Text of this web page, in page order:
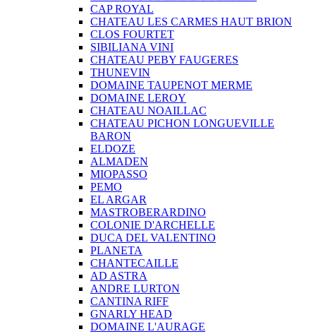
CAP ROYAL
CHATEAU LES CARMES HAUT BRION
CLOS FOURTET
SIBILIANA VINI
CHATEAU PEBY FAUGERES
THUNEVIN
DOMAINE TAUPENOT MERME
DOMAINE LEROY
CHATEAU NOAILLAC
CHATEAU PICHON LONGUEVILLE
BARON
ELDOZE
ALMADEN
MIOPASSO
PEMO
EL ARGAR
MASTROBERARDINO
COLONIE D'ARCHELLE
DUCA DEL VALENTINO
PLANETA
CHANTECAILLE
AD ASTRA
ANDRE LURTON
CANTINA RIFF
GNARLY HEAD
DOMAINE L'AURAGE